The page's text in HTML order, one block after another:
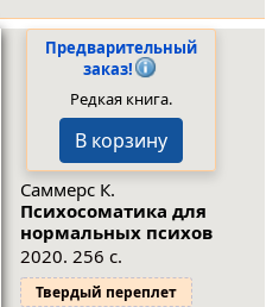
Предварительный
заказ!
Редкая книга.
В корзину
Саммерс К.
Психосоматика для
нормальных психов
2020. 256 с.
Твердый переплет